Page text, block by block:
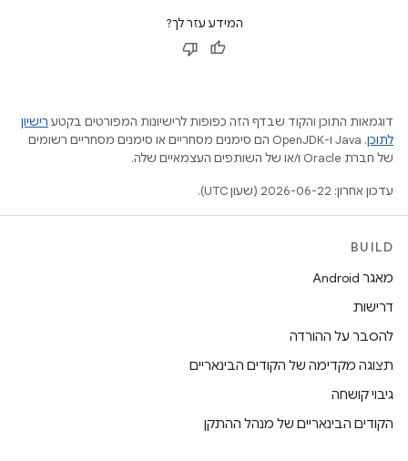
המידע עזר לך?
דוגמאות התוכן והקוד שבדף הזה כפופות לרישיונות המפורטים בקטע רישיון
לתוכן
.‏ Java ו-OpenJDK הם סימנים מסחריים או סימנים מסחריים רשומים
של חברת Oracle ו/או של השותפים העצמאיים שלה.
עדכון אחרון: 2026-06-22 (שעון UTC).
BUILD
מאגר Android
דרישות
להסבר על ההורדה
תצוגה מקדימה של הקודים הבינאריים
גיבוי קושחה
הקודים הבינאריים של מנהל ההתקן